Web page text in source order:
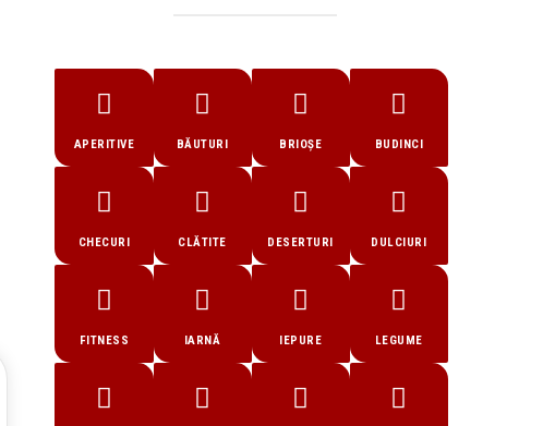
APERITIVE BĂUTURI BRIOȘE BUDINCI
CHECURI CLĂTITE DESERTURI DULCIURI
FITNESS IARNĂ IEPURE LEGUME